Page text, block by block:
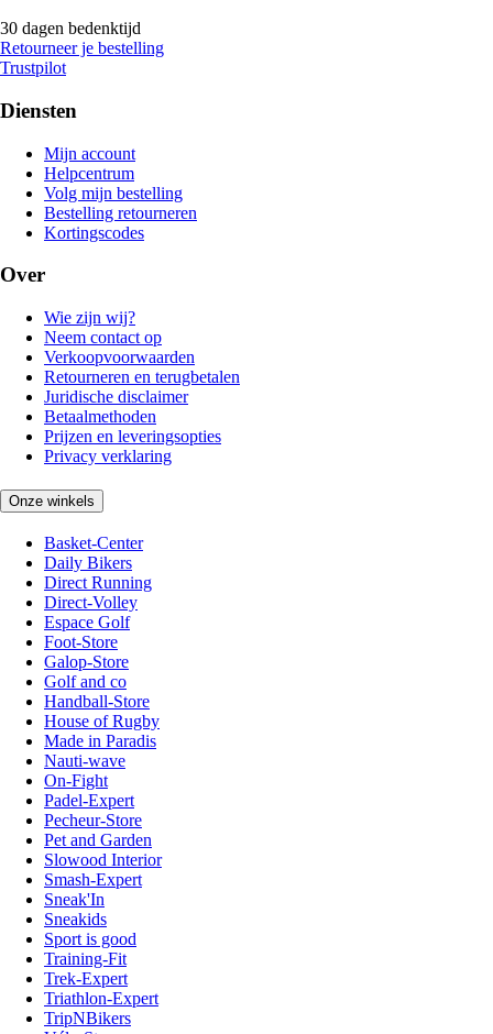
30 dagen bedenktijd
Retourneer je bestelling
Trustpilot
Diensten
Mijn account
Helpcentrum
Volg mijn bestelling
Bestelling retourneren
Kortingscodes
Over
Wie zijn wij?
Neem contact op
Verkoopvoorwaarden
Retourneren en terugbetalen
Juridische disclaimer
Betaalmethoden
Prijzen en leveringsopties
Privacy verklaring
Onze winkels
Basket-Center
Daily Bikers
Direct Running
Direct-Volley
Espace Golf
Foot-Store
Galop-Store
Golf and co
Handball-Store
House of Rugby
Made in Paradis
Nauti-wave
On-Fight
Padel-Expert
Pecheur-Store
Pet and Garden
Slowood Interior
Smash-Expert
Sneak'In
Sneakids
Sport is good
Training-Fit
Trek-Expert
Triathlon-Expert
TripNBikers